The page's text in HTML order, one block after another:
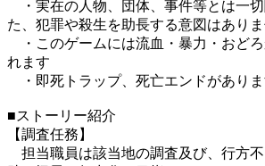
・実在の人物、団体、事件等とは一切
た、犯罪や殺生を助長する意図はありま
・このゲームには流血・暴力・おどろ
れます
・即死トラップ、死亡エンドがあり
■ストーリー紹介
【調査任務】
担当職員は該当地の調査及び、行方